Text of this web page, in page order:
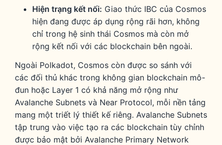
Hiện trạng kết nối: Giao thức IBC của Cosmos
hiện đang được áp dụng rộng rãi hơn, không
chỉ trong hệ sinh thái Cosmos mà còn mở
rộng kết nối với các blockchain bên ngoài.
Ngoài Polkadot, Cosmos còn được so sánh với
các đối thủ khác trong không gian blockchain mô-
đun hoặc Layer 1 có khả năng mở rộng như
Avalanche Subnets và Near Protocol, mỗi nền tảng
mang một triết lý thiết kế riêng. Avalanche Subnets
tập trung vào việc tạo ra các blockchain tùy chỉnh
được bảo mật bởi Avalanche Primary Network